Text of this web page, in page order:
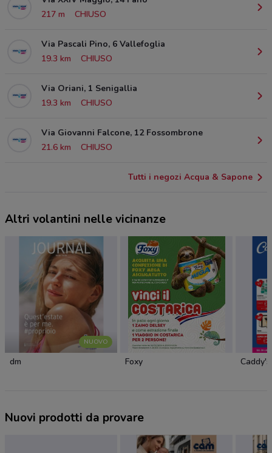
217 m
CHIUSO
Via Pascali Pino, 6 Vallefoglia
19.3 km
CHIUSO
Via Oriani, 1 Senigallia
19.3 km
CHIUSO
Via Giovanni Falcone, 12 Fossombrone
21.6 km
CHIUSO
Tutti i negozi Acqua & Sapone
Altri volantini nelle vicinanze
NUOVO
dm Foxy Caddy's
Nuovi prodotti da provare